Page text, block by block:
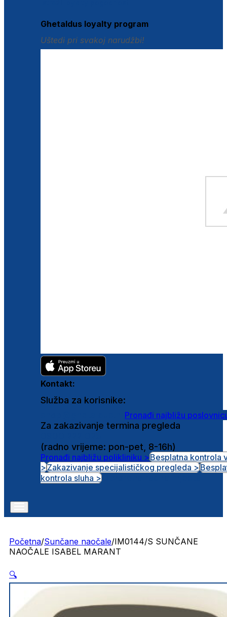
Ghetaldus loyalty program
Uštedi pri svakoj narudžbi!
Kontakt:
Služba za korisnike:
Pronađi najbližu
Za zakazivanje termina pregleda
(radno vrijeme: pon-pet, 8-16h)
Pronađi najbližu polikliniku >Besplatna kontrola
>Zakazivanje specijalističkog pregleda >
kontrola sluha >
Početna/Sunčane naočale/IM0144/S SUNČANE
NAOČALE ISABEL MARANT
🔍